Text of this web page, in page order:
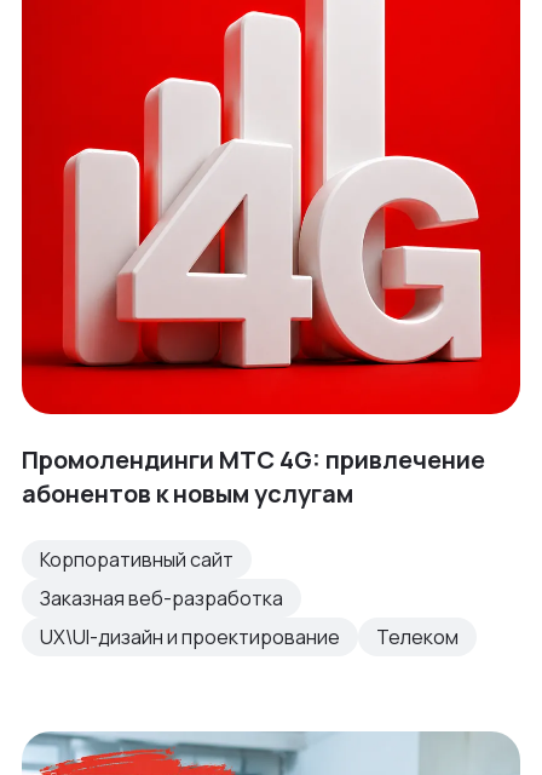
Промолендинги МТС 4G: привлечение
абонентов к новым услугам
Корпоративный сайт
Заказная веб-разработка
UX\UI-дизайн и проектирование
Телеком